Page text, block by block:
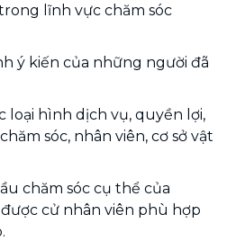
lĩnh vực chăm sóc
ý kiến của những người đã
loại hình dịch vụ, quyền lợi,
sóc, nhân viên, cơ sở vật
chăm sóc cụ thể của
cử nhân viên phù hợp